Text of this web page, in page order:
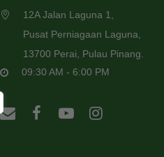
12A Jalan Laguna 1,
Pusat Perniagaan Laguna,
13700 Perai, Pulau Pinang.
09:30 AM - 6:00 PM